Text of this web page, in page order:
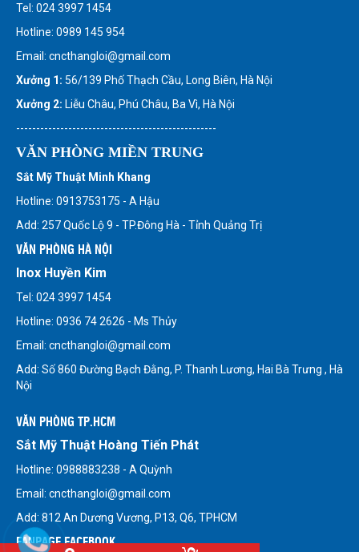
Tel: 024 3997 1454
Hotline: 0989 145 954
Email: cncthangloi@gmail.com
Xưởng 1: 56/139 Phố Thạch Cầu, Long Biên, Hà Nội
Xưởng 2: Liễu Châu, Phú Châu, Ba Vì, Hà Nội
--------------------------------------------------
VĂN PHÒNG MIỀN TRUNG
Sắt Mỹ Thuật Minh Khang
Hotline: 0913753175 - A Hậu
Add: 257 Quốc Lộ 9 - TP.Đông Hà - Tỉnh Quảng Trị
VĂN PHÒNG HÀ NỘI
Inox Huyền Kim
Tel: 024 3997 1454
Hotline: 0936 74 2626 - Ms Thủy
Email: cncthangloi@gmail.com
Add: Số 860 Đường Bạch Đằng, P. Thanh Lương, Hai Bà Trưng , Hà
Nội
VĂN PHÒNG TP.HCM
Sắt Mỹ Thuật Hoàng Tiến Phát
Hotline: 0988883238 - A Quỳnh
Email: cncthangloi@gmail.com
Add: 812 An Dương Vương, P13, Q6, TPHCM
FANPAGE FACEBOOK